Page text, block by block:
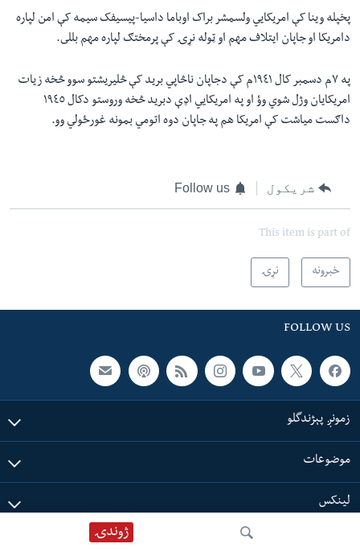
ژوندۍ
پخپله وينا کې امريکايي ولسمشر براک اوباما داسيا-پيسيفک سيمه کې امن لپاره
دامريکا او جاپان ايتلاف مهم او ټوله نړۍ کې پرمختګ لپاره مهم بللى.
په ٧م دسمبر کال ١٩٤١م کې دجاپان ناڅاپي بريد کې څليريشتو سوو څخه زيات
امريکايان وژل شوي وؤ او په امريکايي اډې دبريد څخه وروستو دکال ١٩٤٥
داګست مياشت کې امريکا هم په جاپان دوه اتومي بمونه غورځولي وو.
شریکول Follow us
This item is part of
خبرونه نړۍ
FOLLOW US
زمونږ پېژندگلو
موضوعات
لینکس